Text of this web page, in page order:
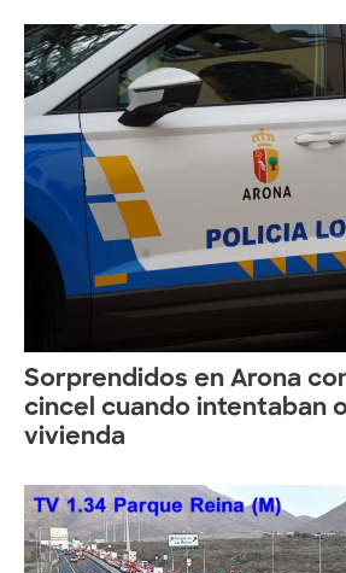
Sorprendidos en Arona
cincel cuando intentaban
vivienda